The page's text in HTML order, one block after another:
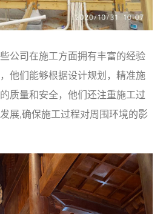
公司在施工方面拥有丰富的经验
他们能够根据设计规划，精准施
质量和安全，他们还注重施工过
展,确保施工过程对周围环境的影